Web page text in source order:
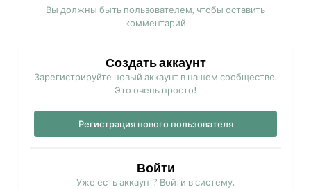
Вы должны быть пользователем, чтобы оставить
комментарий
Создать аккаунт
Зарегистрируйте новый аккаунт в нашем сообществе.
Это очень просто!
Регистрация нового пользователя
Войти
Уже есть аккаунт? Войти в систему.